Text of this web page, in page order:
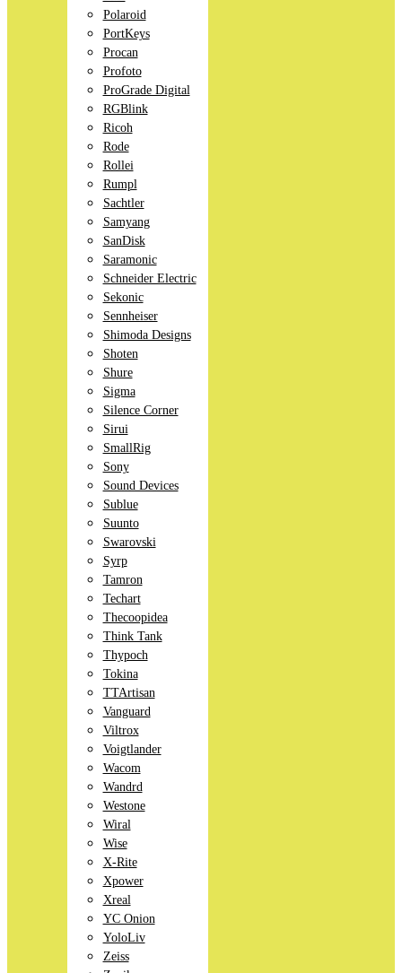
Polaroid
PortKeys
Procan
Profoto
ProGrade Digital
RGBlink
Ricoh
Rode
Rollei
Rumpl
Sachtler
Samyang
SanDisk
Saramonic
Schneider Electric
Sekonic
Sennheiser
Shimoda Designs
Shoten
Shure
Sigma
Silence Corner
Sirui
SmallRig
Sony
Sound Devices
Sublue
Suunto
Swarovski
Syrp
Tamron
Techart
Thecoopidea
Think Tank
Thypoch
Tokina
TTArtisan
Vanguard
Viltrox
Voigtlander
Wacom
Wandrd
Westone
Wiral
Wise
X-Rite
Xpower
Xreal
YC Onion
YoloLiv
Zeiss